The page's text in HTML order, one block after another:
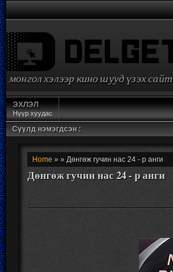
монгол хэлээр кино шууд үзэх сайт
ЭХЛЭЛ
Нүүр хуудас
Сүүлд нэмэгдсэн :
Home » » Дөнгөж гучин нас 24 - р анги
Дөнгөж гучин нас 24 - р анги